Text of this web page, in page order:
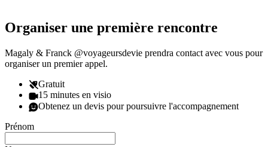
Organiser une première rencontre
Magaly & Franck @voyageursdevie prendra contact avec vous pour
organiser un premier appel.
Gratuit
15 minutes en visio
Obtenez un devis pour poursuivre l'accompagnement
Prénom